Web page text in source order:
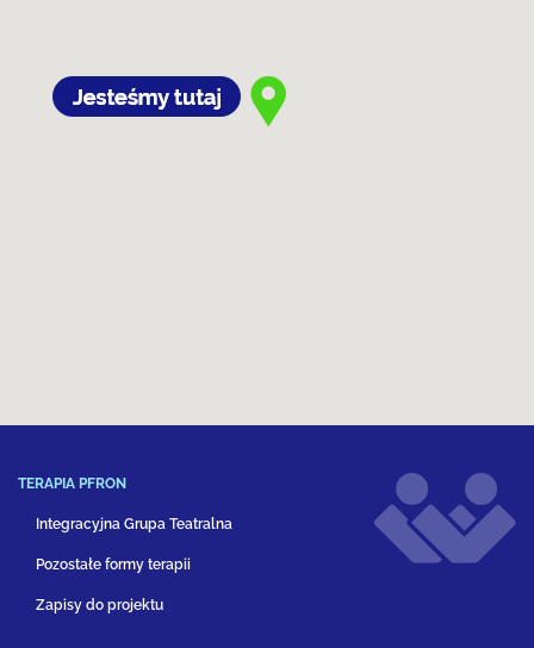
TERAPIA PFRON
Integracyjna Grupa Teatralna
Pozostałe formy terapii
Zapisy do projektu